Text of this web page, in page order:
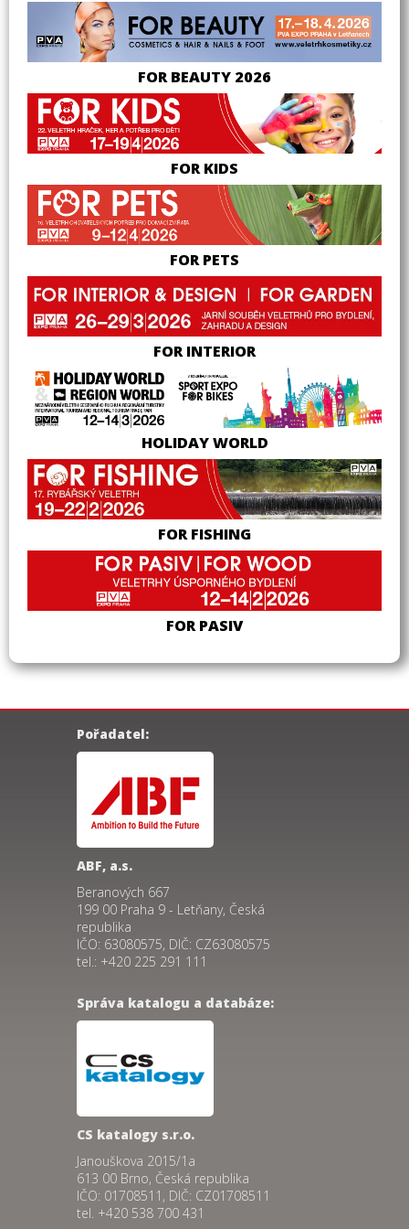
FOR BEAUTY 2026
FOR KIDS
FOR PETS
FOR INTERIOR
HOLIDAY WORLD
FOR FISHING
FOR PASIV
Pořadatel:
ABF, a.s.
Beranových 667
199 00 Praha 9 - Letňany, Česká
republika
IČO: 63080575, DIČ: CZ63080575
tel.: +420 225 291 111
Správa katalogu a databáze:
CS katalogy s.r.o.
Janouškova 2015/1a
613 00 Brno, Česká republika
IČO: 01708511, DIČ: CZ01708511
tel. +420 538 700 431